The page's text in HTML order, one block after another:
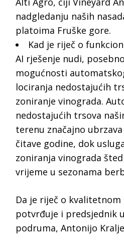
nadgledanju naših
platoima Fruške gore.
Kad je riječ o
AI rješenje nudi,
mogućnosti
lociranja nedostajućih
zoniranje vinograda.
nedostajućih trsova
terenu značajno
čitave godine, dok
zoniranja vinograda
vrijeme u sezonama
Da je riječ o kvalitetnom
potvrđuje i predsjednik
podruma, Antonijo